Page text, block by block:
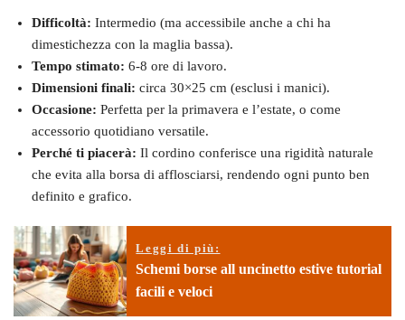
Difficoltà: Intermedio (ma accessibile anche a chi ha
dimestichezza con la maglia bassa).
Tempo stimato: 6-8 ore di lavoro.
Dimensioni finali: circa 30×25 cm (esclusi i manici).
Occasione: Perfetta per la primavera e l’estate, o come
accessorio quotidiano versatile.
Perché ti piacerà: Il cordino conferisce una rigidità naturale
che evita alla borsa di afflosciarsi, rendendo ogni punto ben
definito e grafico.
Leggi di più:
Schemi borse all uncinetto estive tutorial
facili e veloci